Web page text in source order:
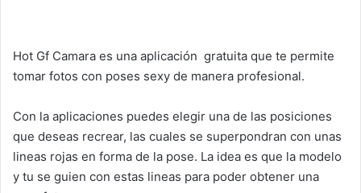
Hot Gf Camara es una aplicación gratuita que te permite
tomar fotos con poses sexy de manera profesional.
Con la aplicaciones puedes elegir una de las posiciones
que deseas recrear, las cuales se superpondran con unas
lineas rojas en forma de la pose. La idea es que la modelo
y tu se guien con estas lineas para poder obtener una